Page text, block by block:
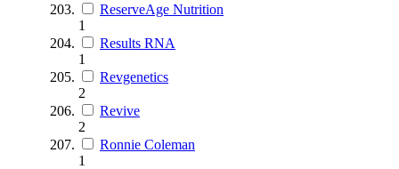
ReserveAge Nutrition
1
Results RNA
1
Revgenetics
2
Revive
2
Ronnie Coleman
1